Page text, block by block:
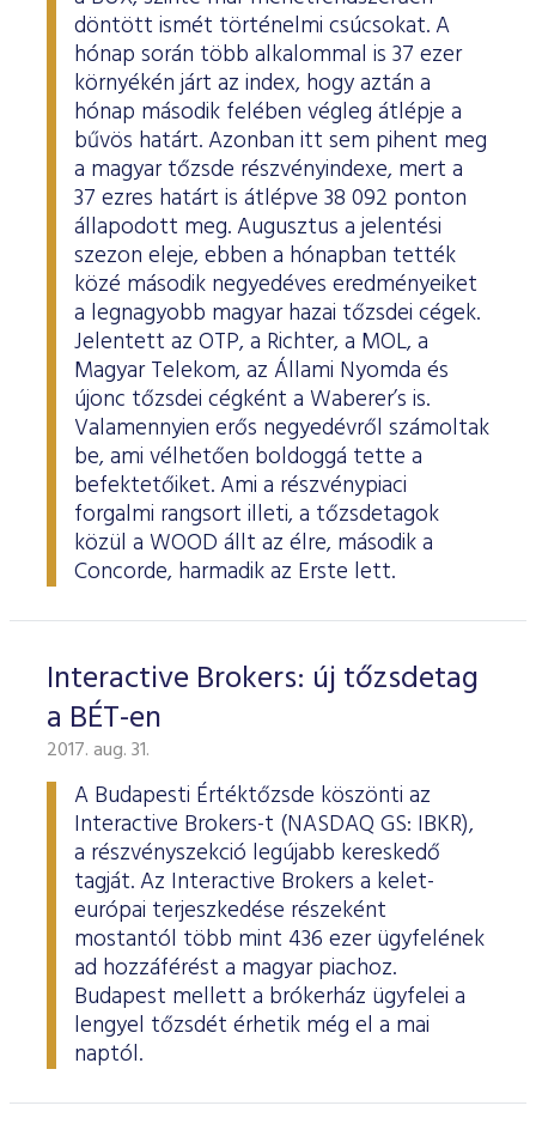
döntött ismét történelmi csúcsokat. A
hónap során több alkalommal is 37 ezer
környékén járt az index, hogy aztán a
hónap második felében végleg átlépje a
bűvös határt. Azonban itt sem pihent meg
a magyar tőzsde részvényindexe, mert a
37 ezres határt is átlépve 38 092 ponton
állapodott meg. Augusztus a jelentési
szezon eleje, ebben a hónapban tették
közé második negyedéves eredményeiket
a legnagyobb magyar hazai tőzsdei cégek.
Jelentett az OTP, a Richter, a MOL, a
Magyar Telekom, az Állami Nyomda és
újonc tőzsdei cégként a Waberer’s is.
Valamennyien erős negyedévről számoltak
be, ami vélhetően boldoggá tette a
befektetőiket. Ami a részvénypiaci
forgalmi rangsort illeti, a tőzsdetagok
közül a WOOD állt az élre, második a
Concorde, harmadik az Erste lett.
Interactive Brokers: új tőzsdetag
a BÉT-en
2017. aug. 31.
A Budapesti Értéktőzsde köszönti az
Interactive Brokers-t (NASDAQ GS: IBKR),
a részvényszekció legújabb kereskedő
tagját. Az Interactive Brokers a kelet-
európai terjeszkedése részeként
mostantól több mint 436 ezer ügyfelének
ad hozzáférést a magyar piachoz.
Budapest mellett a brókerház ügyfelei a
lengyel tőzsdét érhetik még el a mai
naptól.